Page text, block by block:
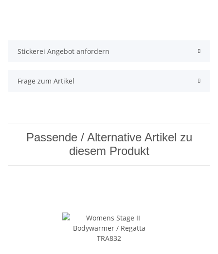
Stickerei Angebot anfordern
Frage zum Artikel
Passende / Alternative Artikel zu
diesem Produkt